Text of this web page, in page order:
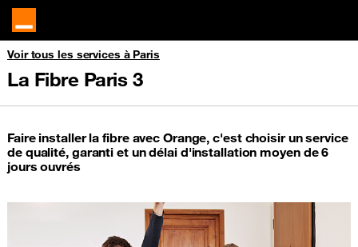
Voir tous les services à Paris
La Fibre Paris 3
Faire installer la fibre avec Orange, c'est choisir un service
de qualité, garanti et un délai d'installation moyen de 6
jours ouvrés